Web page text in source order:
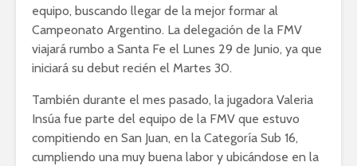
equipo, buscando llegar de la mejor formar al
Campeonato Argentino. La delegación de la FMV
viajará rumbo a Santa Fe el Lunes 29 de Junio, ya que
iniciará su debut recién el Martes 30.
También durante el mes pasado, la jugadora Valeria
Insúa fue parte del equipo de la FMV que estuvo
compitiendo en San Juan, en la Categoría Sub 16,
cumpliendo una muy buena labor y ubicándose en la